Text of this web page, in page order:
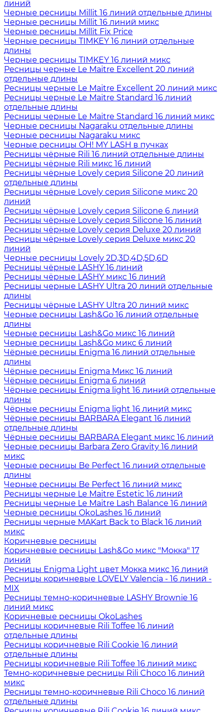
линий
Черные ресницы Millit 16 линий отдельные длины
Черные ресницы Millit 16 линий микс
Черные ресницы Millit Fix Price
Черные ресницы TIMKEY 16 линий отдельные
длины
Черные ресницы TIMKEY 16 линий микс
Ресницы черные Le Maitre Excellent 20 линий
отдельные длины
Ресницы черные Le Maitre Excellent 20 линий микс
Ресницы черные Le Maitre Standard 16 линий
отдельные длины
Ресницы черные Le Maitre Standard 16 линий микс
Черные ресницы Nagaraku отдельные длины
Черные ресницы Nagaraku микс
Черные ресницы OH! MY LASH в пучках
Ресницы чёрные Rili 16 линий отдельные длины
Ресницы чёрные Rili микс 16 линий
Ресницы чёрные Lovely серия Silicone 20 линий
отдельные длины
Ресницы чёрные Lovely серия Silicone микс 20
линий
Ресницы чёрные Lovely серия Silicone 6 линий
Ресницы чёрные Lovely серия Silicone 16 линий
Ресницы чёрные Lovely серия Deluxe 20 линий
Ресницы чёрные Lovely серия Deluxe микс 20
линий
Черные ресницы Lovely 2D,3D,4D,5D,6D
Ресницы чёрные LASHY 16 линий
Ресницы чёрные LASHY микс 16 линий
Ресницы черные LASHY Ultra 20 линий отдельные
длины
Ресницы чёрные LASHY Ultra 20 линий микс
Черные ресницы Lash&Go 16 линий отдельные
длины
Черные ресницы Lash&Go микс 16 линий
Черные ресницы Lash&Go микс 6 линий
Чёрные ресницы Enigma 16 линий отдельные
длины
Чёрные ресницы Enigma Микс 16 линий
Чёрные ресницы Enigma 6 линий
Чёрные ресницы Enigma light 16 линий отдельные
длины
Чёрные ресницы Enigma light 16 линий микс
Чёрные ресницы BARBARA Elegant 16 линий
отдельные длины
Чёрные ресницы BARBARA Elegant микс 16 линий
Черные ресницы Barbara Zero Gravity 16 линий
микс
Черные ресницы Be Perfect 16 линий отдельные
длины
Черные ресницы Be Perfect 16 линий микс
Ресницы черные Le Maitre Estetic 16 линий
Ресницы черные Le Maitre Lash Balance 16 линий
Черные ресницы OkoLashes 16 линий
Ресницы черные MAKart Back to Black 16 линий
микс
Коричневые ресницы
Коричневые ресницы Lash&Go микс "Мокка" 17
линий
Ресницы Enigma Light цвет Мокка микс 16 линий
Ресницы коричневые LOVELY Valencia - 16 линий -
MIX
Ресницы темно-коричневые LASHY Brownie 16
линий микс
Коричневые ресницы OkoLashes
Ресницы коричневые Rili Toffee 16 линий
отдельные длины
Ресницы коричневые Rili Cookie 16 линий
отдельные длины
Ресницы коричневые Rili Toffee 16 линий микс
Темно-коричневые ресницы Rili Choco 16 линий
микс
Ресницы темно-коричневые Rili Choco 16 линий
отдельные длины